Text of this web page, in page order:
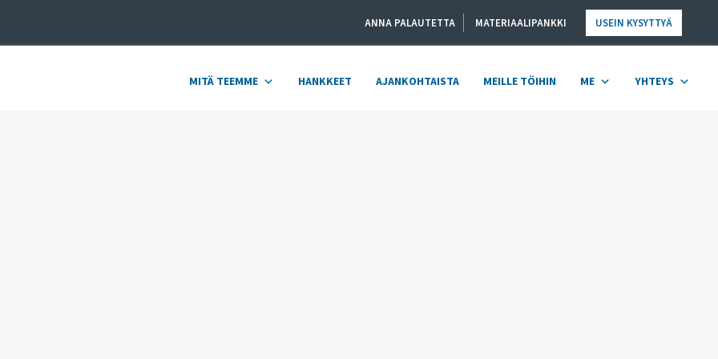
ANNA PALAUTETTA MATERIAALIPANKKI USEIN KYSYTTYÄ
MITÄ TEEMME HANKKEET AJANKOHTAISTA MEILLE TÖIHIN ME YHTEYS